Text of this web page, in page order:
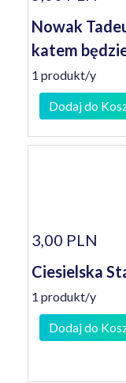
Nowak
katem
1 produkt/y
Dodaj do
3,00 PLN
Ciesielska
1 produkt/y
Dodaj do